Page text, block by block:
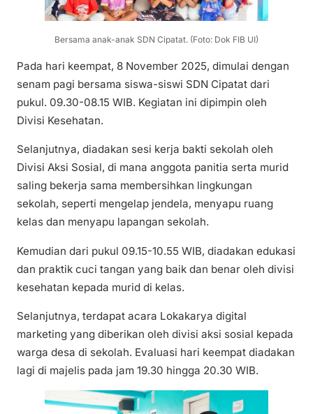
Bersama anak-anak SDN Cipatat. (Foto: Dok FIB UI)
Pada hari keempat, 8 November 2025, dimulai dengan
senam pagi bersama siswa-siswi SDN Cipatat dari
pukul. 09.30-08.15 WIB. Kegiatan ini dipimpin oleh
Divisi Kesehatan.
Selanjutnya, diadakan sesi kerja bakti sekolah oleh
Divisi Aksi Sosial, di mana anggota panitia serta murid
saling bekerja sama membersihkan lingkungan
sekolah, seperti mengelap jendela, menyapu ruang
kelas dan menyapu lapangan sekolah.
Kemudian dari pukul 09.15-10.55 WIB, diadakan edukasi
dan praktik cuci tangan yang baik dan benar oleh divisi
kesehatan kepada murid di kelas.
Selanjutnya, terdapat acara Lokakarya digital
marketing yang diberikan oleh divisi aksi sosial kepada
warga desa di sekolah. Evaluasi hari keempat diadakan
lagi di majelis pada jam 19.30 hingga 20.30 WIB.